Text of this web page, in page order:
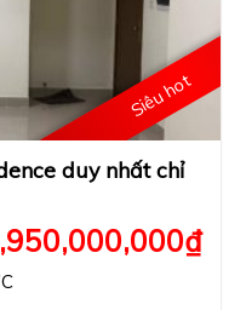
Siêu hot
duy nhất chỉ
₫